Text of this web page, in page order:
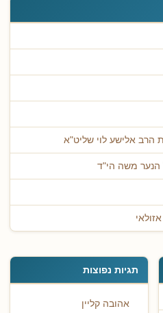
הרב אלישע לוי שליט"א
הנער משה הי"ד
תגיות נפוצות
אהובה קליין